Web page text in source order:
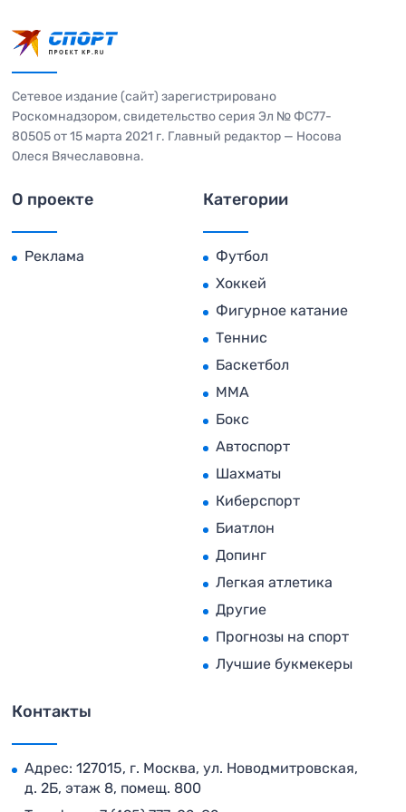
Сетевое издание (сайт) зарегистрировано
Роскомнадзором, свидетельство серия Эл № ФС77-
80505 от 15 марта 2021 г. Главный редактор — Носова
Олеся Вячеславовна.
О проекте
Реклама
Категории
Футбол
Хоккей
Фигурное катание
Теннис
Баскетбол
MMA
Бокс
Автоспорт
Шахматы
Киберспорт
Биатлон
Допинг
Легкая атлетика
Другие
Прогнозы на спорт
Лучшие букмекеры
Контакты
Адрес: 127015, г. Москва, ул. Новодмитровская,
д. 2Б, этаж 8, помещ. 800